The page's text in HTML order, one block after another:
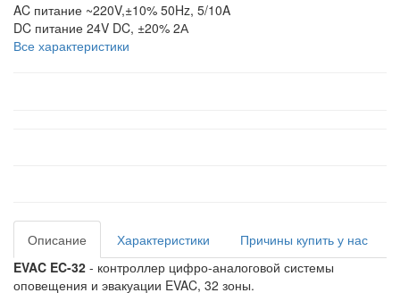
AC питание ~220V,±10% 50Hz, 5/10A
DC питание 24V DC, ±20% 2А
Все характеристики
Описание Характеристики
Причины купить у нас
EVAC EC-32 - контроллер цифро-аналоговой системы
оповещения и эвакуации EVAC, 32 зоны.